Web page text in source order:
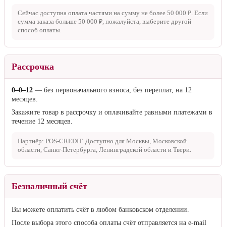
Сейчас доступна оплата частями на сумму не более 50 000 ₽ . Если
сумма заказа больше 50 000 ₽ , пожалуйста, выберите другой
способ оплаты.
Рассрочка
0–0–12 — без первоначального взноса, без переплат, на 12
месяцев.
Закажите товар в рассрочку и оплачивайте равными платежами в
течение 12 месяцев.
Партнёр: POS-CREDIT. Доступно для Москвы, Московской
области, Санкт-Петербурга, Ленинградской области и Твери.
Безналичный счёт
Вы можете оплатить счёт в любом банковском отделении.
После выбора этого способа оплаты счёт отправляется на e-mail